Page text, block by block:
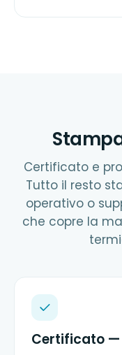
Certificato e
Tutto il resto
operativo o
che copre la
Certificato